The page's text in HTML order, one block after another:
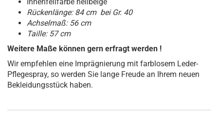
Rückenlänge: 84 cm bei Gr. 40
Achselmaß: 56 cm
Taille: 57 cm
Weitere Maße können gern erfragt werden !
Wir empfehlen eine Imprägnierung mit farblosem Leder-
Pflegespray, so werden Sie lange Freude an Ihrem neuen
Bekleidungsstück haben.